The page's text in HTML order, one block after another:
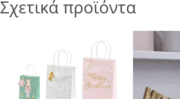
Σχετικά προϊόντα